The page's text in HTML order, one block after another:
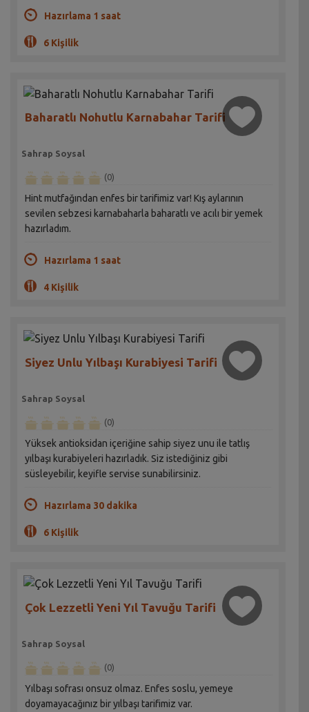
Hazırlama 1 saat
6 Kişilik
Baharatlı Nohutlu Karnabahar Tarifi
Sahrap Soysal
(0)
Hint mutfağından enfes bir tarifimiz var! Kış aylarının
sevilen sebzesi karnabaharla baharatlı ve acılı bir yemek
hazırladım.
Hazırlama 1 saat
4 Kişilik
Siyez Unlu Yılbaşı Kurabiyesi Tarifi
Sahrap Soysal
(0)
Yüksek antioksidan içeriğine sahip siyez unu ile tatlış
yılbaşı kurabiyeleri hazırladık. Siz istediğiniz gibi
süsleyebilir, keyifle servise sunabilirsiniz.
Hazırlama 30 dakika
6 Kişilik
Çok Lezzetli Yeni Yıl Tavuğu Tarifi
Sahrap Soysal
(0)
Yılbaşı sofrası onsuz olmaz. Enfes soslu, yemeye
doyamayacağınız bir yılbaşı tarifimiz var.